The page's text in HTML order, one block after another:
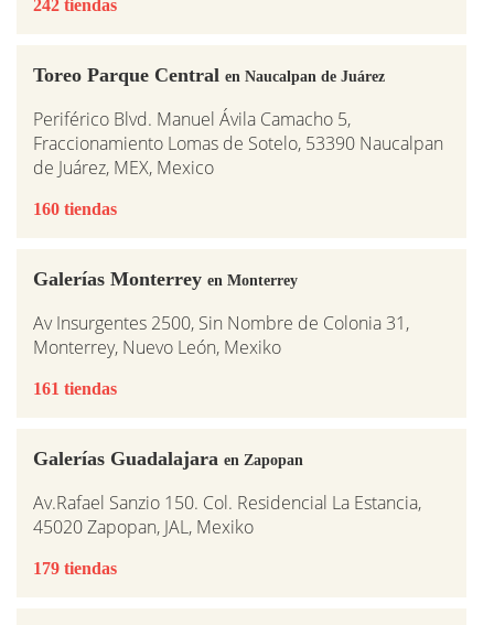
242 tiendas
Toreo Parque Central en Naucalpan de Juárez
Periférico Blvd. Manuel Ávila Camacho 5,
Fraccionamiento Lomas de Sotelo, 53390 Naucalpan
de Juárez, MEX, Mexico
160 tiendas
Galerías Monterrey en Monterrey
Av Insurgentes 2500, Sin Nombre de Colonia 31,
Monterrey, Nuevo León, Mexiko
161 tiendas
Galerías Guadalajara en Zapopan
Av.Rafael Sanzio 150. Col. Residencial La Estancia,
45020 Zapopan, JAL, Mexiko
179 tiendas